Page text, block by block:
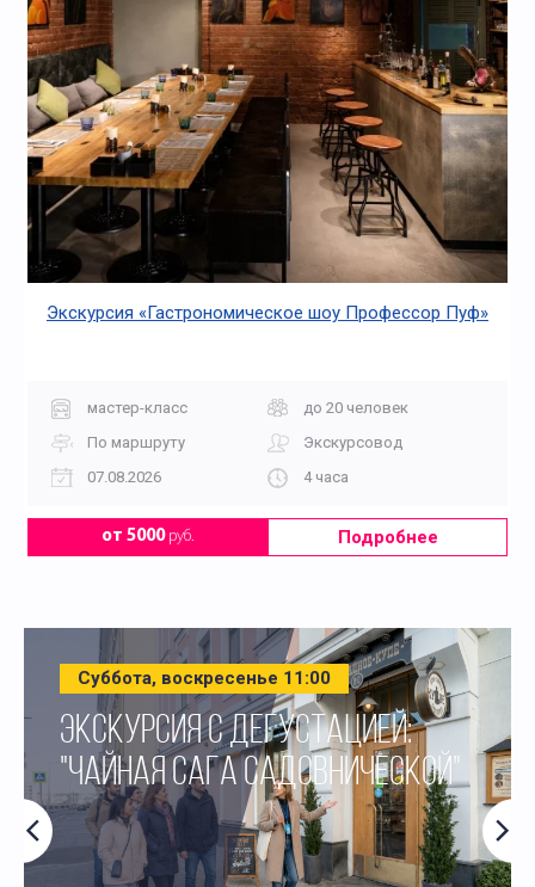
Экскурсия «Гастрономическое шоу Профессор Пуф»
мастер-класс
до 20 человек
По маршруту
Экскурсовод
07.08.2026
4 часа
от 5000руб. Подробнее
Суббота, воскресенье 11:00
ЭКСКУРСИЯ С ДЕГУСТАЦИЕЙ:
"ЧАЙНАЯ САГА САДОВНИЧЕСКОЙ"